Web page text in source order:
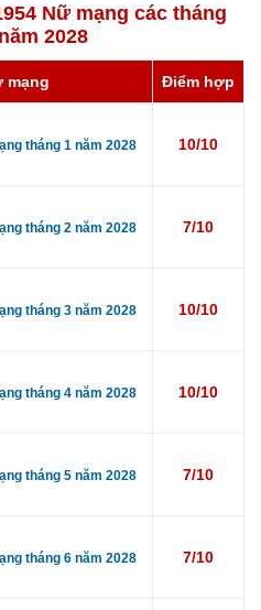
Nữ mạng các tháng
2028
mạng Điểm hợp
tháng 1 năm 2028 10/10
tháng 2 năm 2028 7/10
tháng 3 năm 2028 10/10
tháng 4 năm 2028 10/10
tháng 5 năm 2028 7/10
tháng 6 năm 2028 7/10